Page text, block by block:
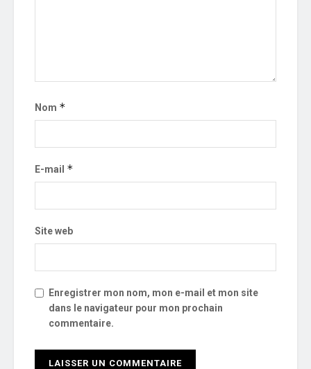
Nom *
E-mail *
Site web
Enregistrer mon nom, mon e-mail et mon site
dans le navigateur pour mon prochain
commentaire.